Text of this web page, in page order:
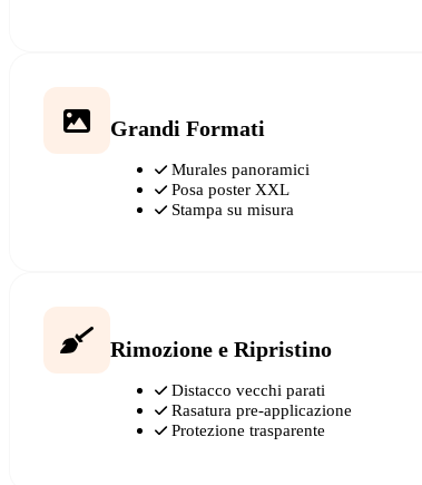
Grandi Formati
Murales panoramici
Posa poster XXL
Stampa su misura
Rimozione e Ripristino
Distacco vecchi parati
Rasatura pre-applicazione
Protezione trasparente